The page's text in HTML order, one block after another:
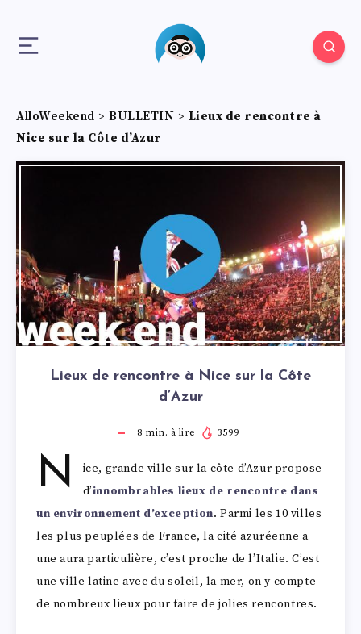
AlloWeekend > BULLETIN > Lieux de rencontre à
Nice sur la Côte d’Azur
Lieux de rencontre à Nice sur la Côte
d’Azur
8 min. à lire 3599
N
ice, grande ville sur la côte d’Azur propose
d’innombrables lieux de rencontre dans
un environnement d’exception. Parmi les 10 villes
les plus peuplées de France, la cité azuréenne a
une aura particulière, c’est proche de l’Italie. C’est
une ville latine avec du soleil, la mer, on y compte
de nombreux lieux pour faire de jolies rencontres.